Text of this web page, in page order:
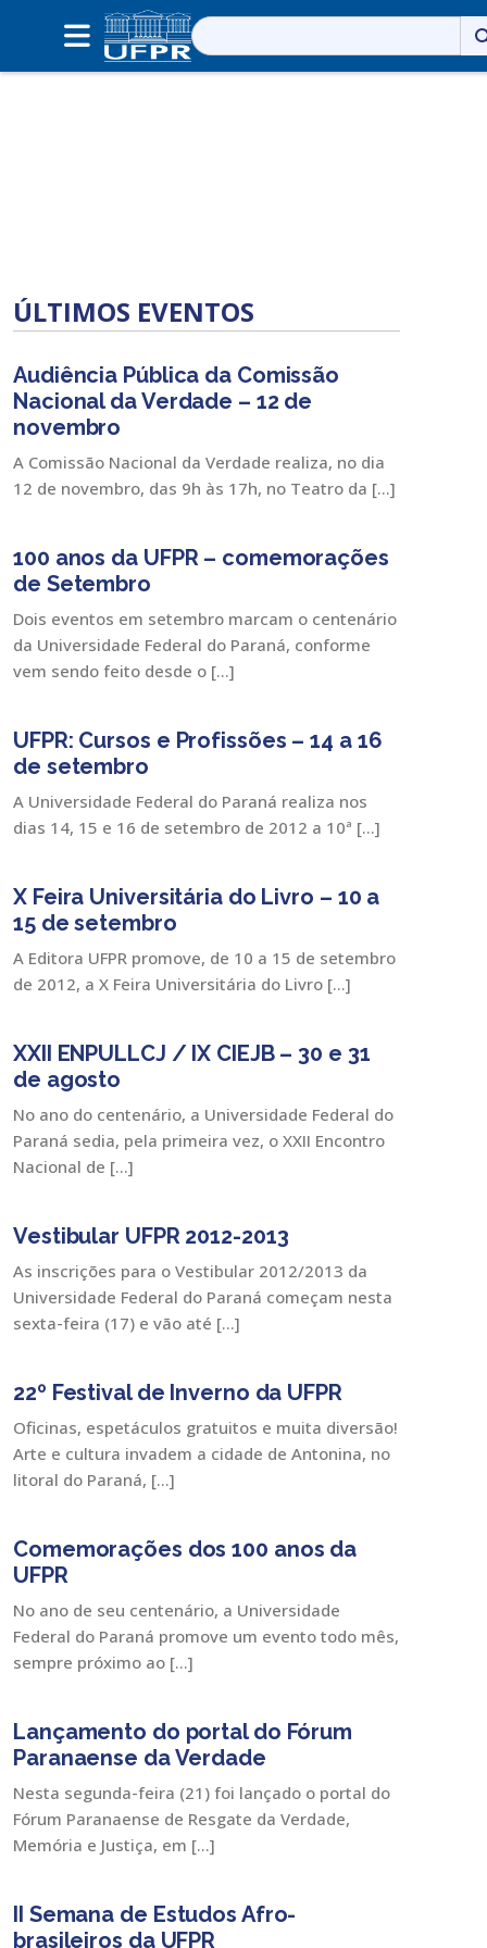
Pesquisar
por:
ÚLTIMOS EVENTOS
Audiência Pública da Comissão
Nacional da Verdade – 12 de
novembro
A Comissão Nacional da Verdade realiza, no dia
12 de novembro, das 9h às 17h, no Teatro da […]
100 anos da UFPR – comemorações
de Setembro
Dois eventos em setembro marcam o centenário
da Universidade Federal do Paraná, conforme
vem sendo feito desde o […]
UFPR: Cursos e Profissões – 14 a 16
de setembro
A Universidade Federal do Paraná realiza nos
dias 14, 15 e 16 de setembro de 2012 a 10ª […]
X Feira Universitária do Livro – 10 a
15 de setembro
A Editora UFPR promove, de 10 a 15 de setembro
de 2012, a X Feira Universitária do Livro […]
XXII ENPULLCJ / IX CIEJB – 30 e 31
de agosto
No ano do centenário, a Universidade Federal do
Paraná sedia, pela primeira vez, o XXII Encontro
Nacional de […]
Vestibular UFPR 2012-2013
As inscrições para o Vestibular 2012/2013 da
Universidade Federal do Paraná começam nesta
sexta-feira (17) e vão até […]
22º Festival de Inverno da UFPR
Oficinas, espetáculos gratuitos e muita diversão!
Arte e cultura invadem a cidade de Antonina, no
litoral do Paraná, […]
Comemorações dos 100 anos da
UFPR
No ano de seu centenário, a Universidade
Federal do Paraná promove um evento todo mês,
sempre próximo ao […]
Lançamento do portal do Fórum
Paranaense da Verdade
Nesta segunda-feira (21) foi lançado o portal do
Fórum Paranaense de Resgate da Verdade,
Memória e Justiça, em […]
II Semana de Estudos Afro-
brasileiros da UFPR